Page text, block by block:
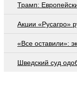
Трамп:
Акции «Русагро»
«Все оставили»:
Шведский суд